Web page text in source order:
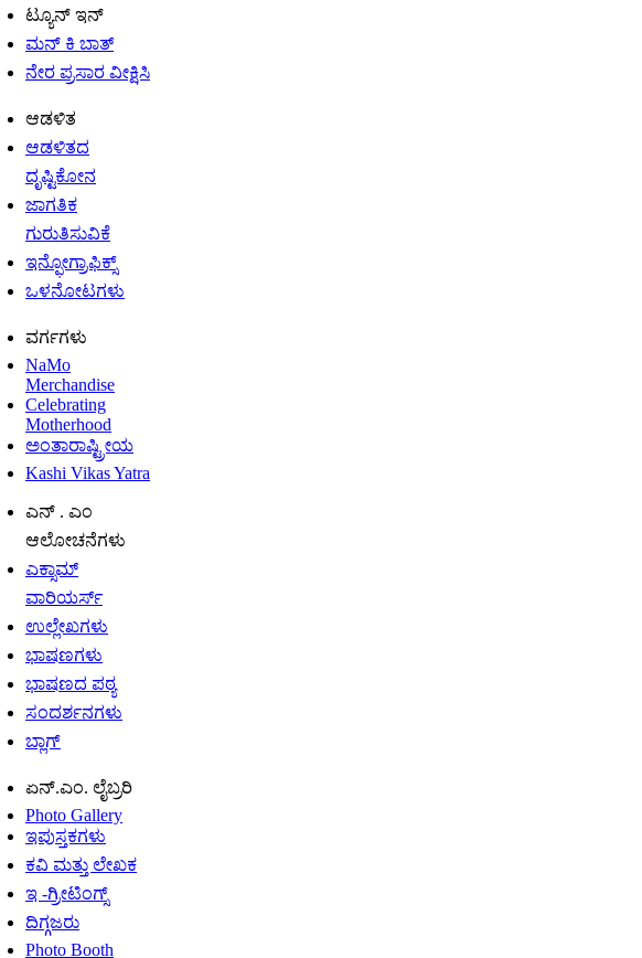
ಟ್ಯೂನ್ ಇನ್
ಮನ್ ಕಿ ಬಾತ್
ನೇರ ಪ್ರಸಾರ ವೀಕ್ಷಿಸಿ
ಆಡಳಿತ
ಆಡಳಿತದ
ದೃಷ್ಟಿಕೋನ
ಜಾಗತಿಕ
ಗುರುತಿಸುವಿಕೆ
ಇನ್ಫೋಗ್ರಾಫಿಕ್ಸ್
ಒಳನೋಟಗಳು
ವರ್ಗಗಳು
NaMo
Merchandise
Celebrating
Motherhood
ಅಂತಾರಾಷ್ಟ್ರೀಯ
Kashi Vikas Yatra
ಎನ್ . ಎಂ
ಆಲೋಚನೆಗಳು
ಎಕ್ಸಾಮ್
ವಾರಿಯರ್ಸ್
ಉಲ್ಲೇಖಗಳು
ಭಾಷಣಗಳು
ಭಾಷಣದ ಪಠ್ಯ
ಸಂದರ್ಶನಗಳು
ಬ್ಲಾಗ್
ಏನ್.ಎಂ. ಲೈಬ್ರರಿ
Photo Gallery
ಇಪುಸ್ತಕಗಳು
ಕವಿ ಮತ್ತು ಲೇಖಕ
ಇ -ಗ್ರೀಟಿಂಗ್ಸ್
ದಿಗ್ಗಜರು
Photo Booth